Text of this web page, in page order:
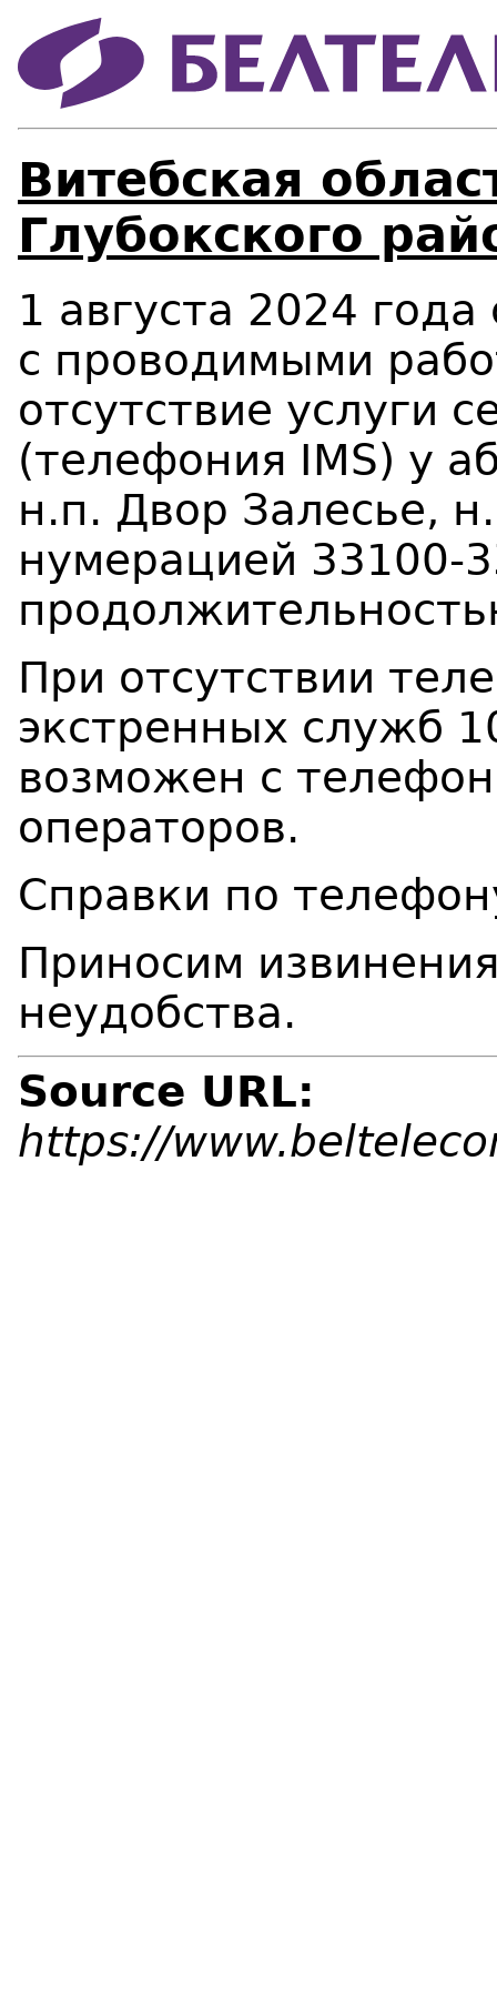
Витебская
Глубокского
1 августа 2024
с проводимыми
отсутствие услуги
(телефония IMS) у
н.п. Двор Залесье,
нумерацией 33100-
При отсутствии
экстренных служб
возможен с
операторов.
Справки по
Приносим
неудобства.
Source URL:
https://